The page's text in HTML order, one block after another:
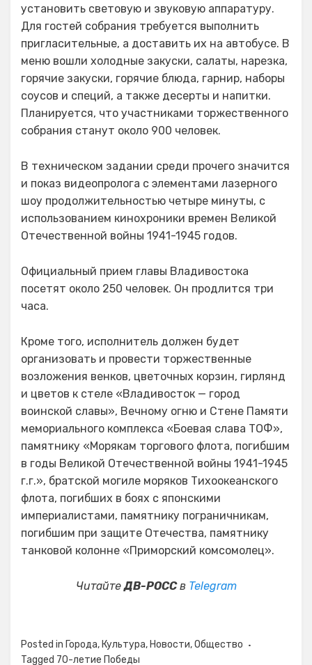
установить световую и звуковую аппаратуру.
Для гостей собрания требуется выполнить
пригласительные, а доставить их на автобусе. В
меню вошли холодные закуски, салаты, нарезка,
горячие закуски, горячие блюда, гарнир, наборы
соусов и специй, а также десерты и напитки.
Планируется, что участниками торжественного
собрания станут около 900 человек.
В техническом задании среди прочего значится
и показ видеопролога с элементами лазерного
шоу продолжительностью четыре минуты, с
использованием кинохроники времен Великой
Отечественной войны 1941-1945 годов.
Официальный прием главы Владивостока
посетят около 250 человек. Он продлится три
часа.
Кроме того, исполнитель должен будет
организовать и провести торжественные
возложения венков, цветочных корзин, гирлянд
и цветов к стеле «Владивосток — город
воинской славы», Вечному огню и Стене Памяти
мемориального комплекса «Боевая слава ТОФ»,
памятнику «Морякам торгового флота, погибшим
в годы Великой Отечественной войны 1941-1945
г.г.», братской могиле моряков Тихоокеанского
флота, погибших в боях с японскими
империалистами, памятнику пограничникам,
погибшим при защите Отечества, памятнику
танковой колонне «Приморский комсомолец».
ЧитайтеДВ-РОССв Telegram
Posted in Города, Культура, Новости,Общество
Tagged 70-летие Победы